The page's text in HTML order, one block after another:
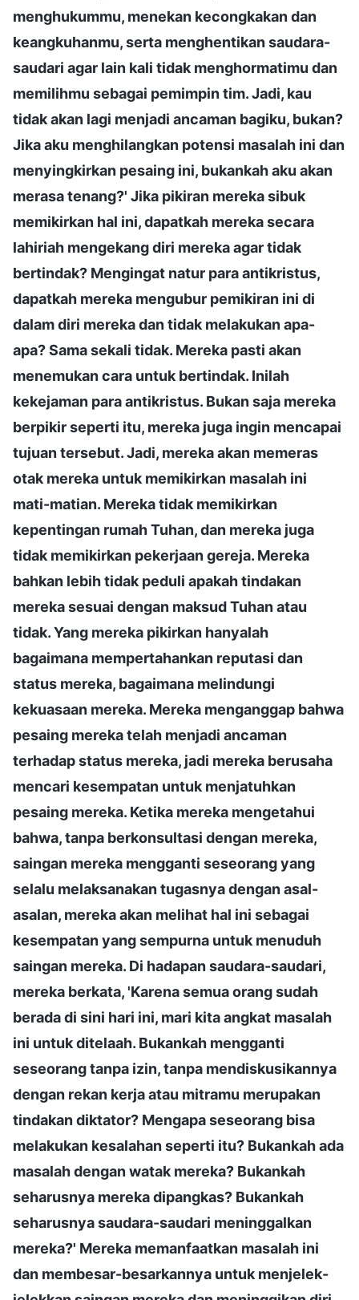
menghukummu, menekan kecongkakan dan
keangkuhanmu, serta menghentikan saudara-
saudari agar lain kali tidak menghormatimu dan
memilihmu sebagai pemimpin tim. Jadi, kau
tidak akan lagi menjadi ancaman bagiku, bukan?
Jika aku menghilangkan potensi masalah ini dan
menyingkirkan pesaing ini, bukankah aku akan
merasa tenang?' Jika pikiran mereka sibuk
memikirkan hal ini, dapatkah mereka secara
lahiriah mengekang diri mereka agar tidak
bertindak? Mengingat natur para antikristus,
dapatkah mereka mengubur pemikiran ini di
dalam diri mereka dan tidak melakukan apa-
apa? Sama sekali tidak. Mereka pasti akan
menemukan cara untuk bertindak. Inilah
kekejaman para antikristus. Bukan saja mereka
berpikir seperti itu, mereka juga ingin mencapai
tujuan tersebut. Jadi, mereka akan memeras
otak mereka untuk memikirkan masalah ini
mati-matian. Mereka tidak memikirkan
kepentingan rumah Tuhan, dan mereka juga
tidak memikirkan pekerjaan gereja. Mereka
bahkan lebih tidak peduli apakah tindakan
mereka sesuai dengan maksud Tuhan atau
tidak. Yang mereka pikirkan hanyalah
bagaimana mempertahankan reputasi dan
status mereka, bagaimana melindungi
kekuasaan mereka. Mereka menganggap bahwa
pesaing mereka telah menjadi ancaman
terhadap status mereka, jadi mereka berusaha
mencari kesempatan untuk menjatuhkan
pesaing mereka. Ketika mereka mengetahui
bahwa, tanpa berkonsultasi dengan mereka,
saingan mereka mengganti seseorang yang
selalu melaksanakan tugasnya dengan asal-
asalan, mereka akan melihat hal ini sebagai
kesempatan yang sempurna untuk menuduh
saingan mereka. Di hadapan saudara-saudari,
mereka berkata, 'Karena semua orang sudah
berada di sini hari ini, mari kita angkat masalah
ini untuk ditelaah. Bukankah mengganti
seseorang tanpa izin, tanpa mendiskusikannya
dengan rekan kerja atau mitramu merupakan
tindakan diktator? Mengapa seseorang bisa
melakukan kesalahan seperti itu? Bukankah ada
masalah dengan watak mereka? Bukankah
seharusnya mereka dipangkas? Bukankah
seharusnya saudara-saudari meninggalkan
mereka?' Mereka memanfaatkan masalah ini
dan membesar-besarkannya untuk menjelek-